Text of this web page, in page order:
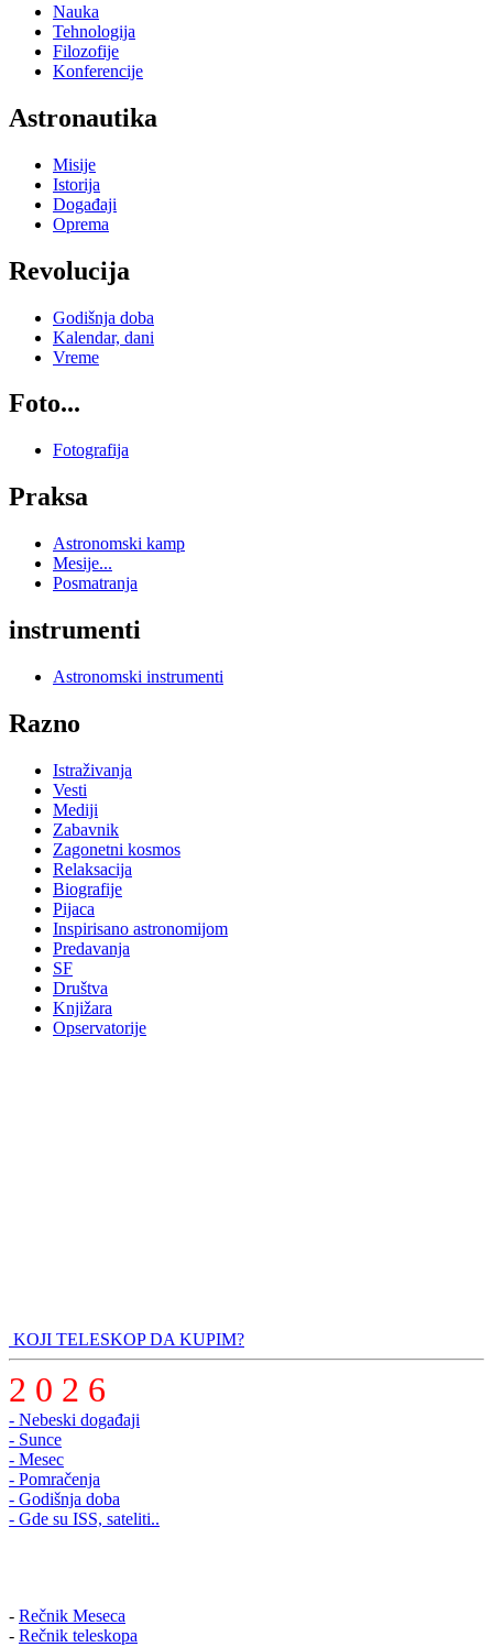
Nauka
Tehnologija
Filozofije
Konferencije
Astronautika
Misije
Istorija
Događaji
Oprema
Revolucija
Godišnja doba
Kalendar, dani
Vreme
Foto...
Fotografija
Praksa
Astronomski kamp
Mesije...
Posmatranja
instrumenti
Astronomski instrumenti
Razno
Istraživanja
Vesti
Mediji
Zabavnik
Zagonetni kosmos
Relaksacija
Biografije
Pijaca
Inspirisano astronomijom
Predavanja
SF
Društva
Knjižara
Opservatorije
KOJI TELESKOP DA KUPIM?
2 0 2 6
- Nebeski događaji
- Sunce
- Mesec
- Pomračenja
- Godišnja doba
- Gde su ISS, sateliti..
- Rečnik Meseca
- Rečnik teleskopa